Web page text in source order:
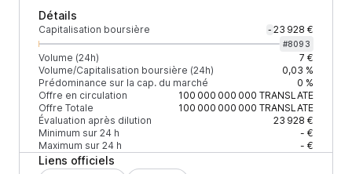
Détails
Capitalisation boursière - 23 928 €
#8093
Volume (24h)
7 €
Volume/Capitalisation boursière (24h)
0,03 %
Prédominance sur la cap. du marché
0 %
Offre en circulation
100 000 000 000 TRANSLATE
Offre Totale
100 000 000 000 TRANSLATE
Évaluation après dilution
23 928 €
Minimum sur 24 h
- €
Maximum sur 24 h
- €
Liens officiels